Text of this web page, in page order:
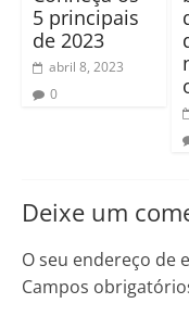
5 principais
de 2023
abril 8, 2023
0
Deixe um
O seu endereço de
Campos